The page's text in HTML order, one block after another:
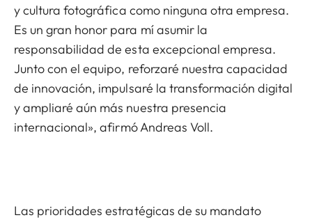
y cultura fotográfica como ninguna otra empresa.
Es un gran honor para mí asumir la
responsabilidad de esta excepcional empresa.
Junto con el equipo, reforzaré nuestra capacidad
de innovación, impulsaré la transformación digital
y ampliaré aún más nuestra presencia
internacional», afirmó Andreas Voll.
Las prioridades estratégicas de su mandato